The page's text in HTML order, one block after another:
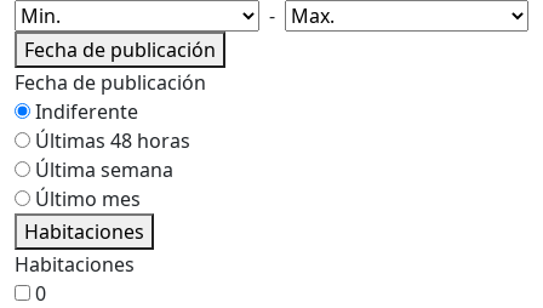
-
Fecha de publicación
Fecha de publicación
Indiferente
Últimas 48 horas
Última semana
Último mes
Habitaciones
Habitaciones
0